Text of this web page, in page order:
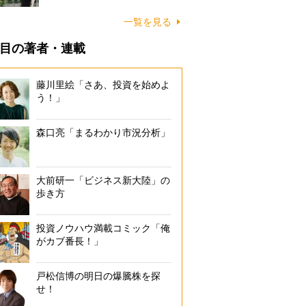
一覧を見る
の著者・連載
藤川里絵「さあ、投資を始めよ
う！」
森口亮「まるわかり市況分析」
大前研一「ビジネス新大陸」の
歩き方
投資ノウハウ満載コミック「俺
がカブ番長！」
戸松信博の明日の爆騰株を探
せ！